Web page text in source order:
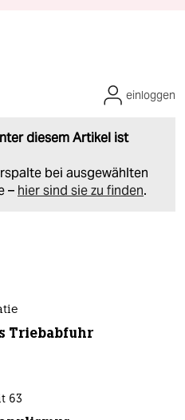
diesem Artikel ist
bei ausgewählten
– hier sind sie zu finden.
einloggen
Triebabfuhr
63